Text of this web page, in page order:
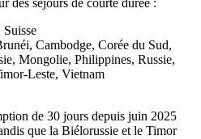
des séjours de courte durée :
Cambodge, Corée du Sud,
Mongolie, Philippines, Russie,
Leste, Vietnam
de 30 jours depuis juin 2025
que la Biélorussie et le Timor